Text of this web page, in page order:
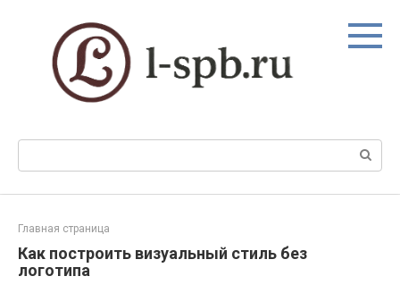
Поиск:
Главная страница
Как построить визуальный стиль без
логотипа